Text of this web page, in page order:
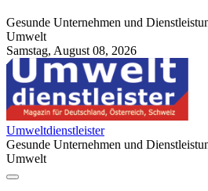
Gesunde Unternehmen und
Umwelt
Samstag, August 08, 2026
StuttgartApotheke.com
Umweltdienstleister
Gesunde Unternehmen und
Umwelt